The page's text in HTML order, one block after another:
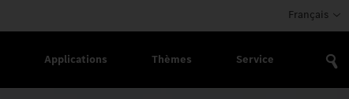
Français
Applications Thèmes Service